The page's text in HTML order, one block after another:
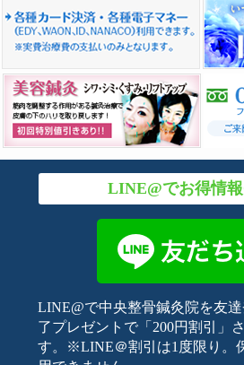
LINE@でお得情報
LINE@で中央整骨鍼灸院を友
了プレゼントで「200円割引」
す。※LINE＠割引は1度限り。